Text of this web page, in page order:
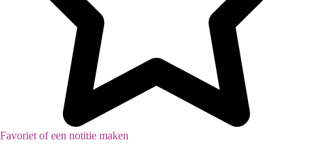
Favoriet of een notitie maken